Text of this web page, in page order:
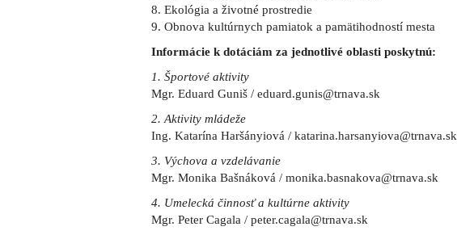
8. Ekológia a životné prostredie
9. Obnova kultúrnych pamiatok a pamätihodností mesta
Informácie k dotáciám za jednotlivé oblasti poskytnú:
1. Športové aktivity
Mgr. Eduard Guniš / eduard.gunis@trnava.sk
2. Aktivity mládeže
Ing. Katarína Haršányiová / katarina.harsanyiova@trnava.sk
3. Výchova a vzdelávanie
Mgr. Monika Bašnáková / monika.basnakova@trnava.sk
4. Umelecká činnosť a kultúrne aktivity
Mgr. Peter Cagala / peter.cagala@trnava.sk